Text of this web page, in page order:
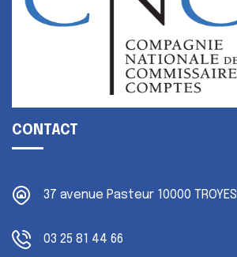
CONTACT
37 avenue Pasteur 10000 TROYES
03 25 81 44 66